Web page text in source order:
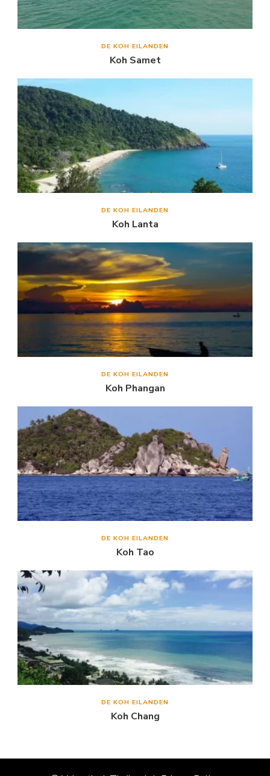
DE KOH EILANDEN
Koh Samet
DE KOH EILANDEN
Koh Lanta
DE KOH EILANDEN
Koh Phangan
DE KOH EILANDEN
Koh Tao
DE KOH EILANDEN
Koh Chang